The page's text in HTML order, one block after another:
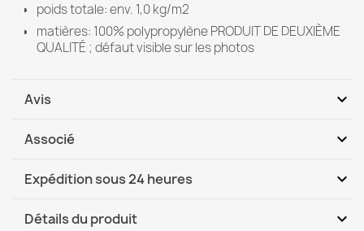
poids totale: env. 1,0 kg/m2
matières: 100% polypropylène PRODUIT DE DEUXIÈME
QUALITÉ ; défaut visible sur les photos
Avis expand_more
Associé expand_more
Expédition sous 24 heures expand_more
DHL / GLS International
Détails du produit expand_more